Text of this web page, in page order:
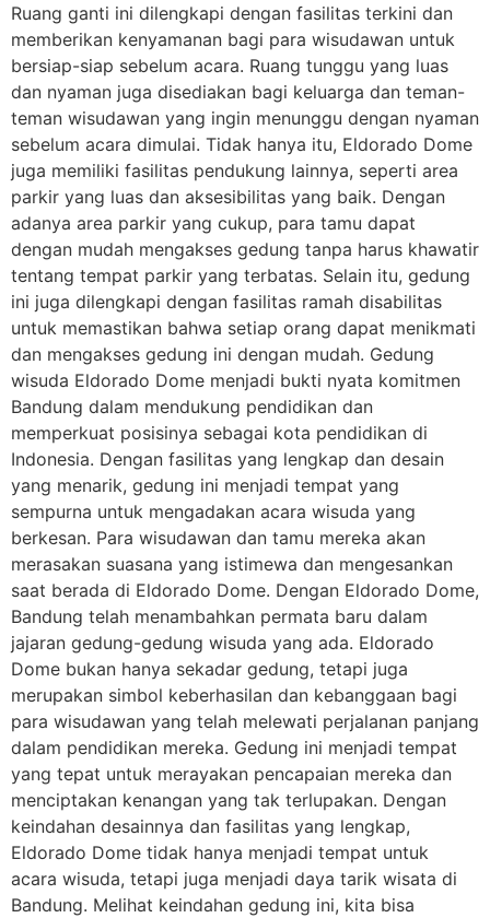
Ruang ganti ini dilengkapi dengan fasilitas terkini dan
memberikan kenyamanan bagi para wisudawan untuk
bersiap-siap sebelum acara. Ruang tunggu yang luas
dan nyaman juga disediakan bagi keluarga dan teman-
teman wisudawan yang ingin menunggu dengan nyaman
sebelum acara dimulai. Tidak hanya itu, Eldorado Dome
juga memiliki fasilitas pendukung lainnya, seperti area
parkir yang luas dan aksesibilitas yang baik. Dengan
adanya area parkir yang cukup, para tamu dapat
dengan mudah mengakses gedung tanpa harus khawatir
tentang tempat parkir yang terbatas. Selain itu, gedung
ini juga dilengkapi dengan fasilitas ramah disabilitas
untuk memastikan bahwa setiap orang dapat menikmati
dan mengakses gedung ini dengan mudah. Gedung
wisuda Eldorado Dome menjadi bukti nyata komitmen
Bandung dalam mendukung pendidikan dan
memperkuat posisinya sebagai kota pendidikan di
Indonesia. Dengan fasilitas yang lengkap dan desain
yang menarik, gedung ini menjadi tempat yang
sempurna untuk mengadakan acara wisuda yang
berkesan. Para wisudawan dan tamu mereka akan
merasakan suasana yang istimewa dan mengesankan
saat berada di Eldorado Dome. Dengan Eldorado Dome,
Bandung telah menambahkan permata baru dalam
jajaran gedung-gedung wisuda yang ada. Eldorado
Dome bukan hanya sekadar gedung, tetapi juga
merupakan simbol keberhasilan dan kebanggaan bagi
para wisudawan yang telah melewati perjalanan panjang
dalam pendidikan mereka. Gedung ini menjadi tempat
yang tepat untuk merayakan pencapaian mereka dan
menciptakan kenangan yang tak terlupakan. Dengan
keindahan desainnya dan fasilitas yang lengkap,
Eldorado Dome tidak hanya menjadi tempat untuk
acara wisuda, tetapi juga menjadi daya tarik wisata di
Bandung. Melihat keindahan gedung ini, kita bisa